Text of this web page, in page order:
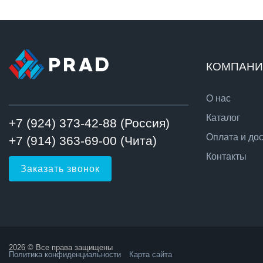
+7 (924) 373-42-88 (Россия)
+7 (914) 363-69-00 (Чита)
Заказать звонок
О нас
Каталог
Оплата и
Контакты
2026 © Все права защищены
Политика конфиденциальности
Карта сайта